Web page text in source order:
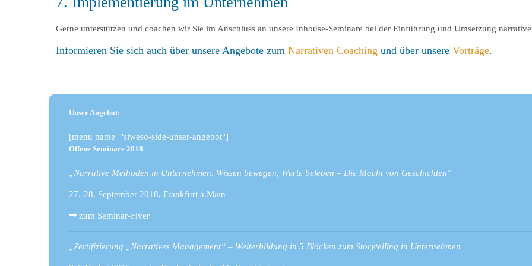
Gerne unterstützen und coachen wir Sie im Anschluss an unsere Inhouse-Seminare bei der Einführung und Umsetzung
Informieren Sie sich auch über unsere Angebote zum Narrativen Coaching und über unsere Vorträge.
Unser Angebot:
[menu name="siweso-side-unser-angebot"]
Offene Seminare 2018
„Narrative Methoden in Unternehmen. Wissen bewegen, Werte beleben – Die Macht von Geschichten“
27.-28. September 2018, Frankfurt a.Main
zum Seminar-Flyer
„Zertifizierung „Narratives Management“ – Weiterbildung in 5 Blöcken zum Storytelling in Unternehmen